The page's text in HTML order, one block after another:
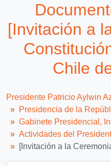
34 más...
[Invitación a
Chile
Presidente Patricio Aylwin
Presidencia de la
Gabinete Presidencial,
Actividades del
[Invitación a la